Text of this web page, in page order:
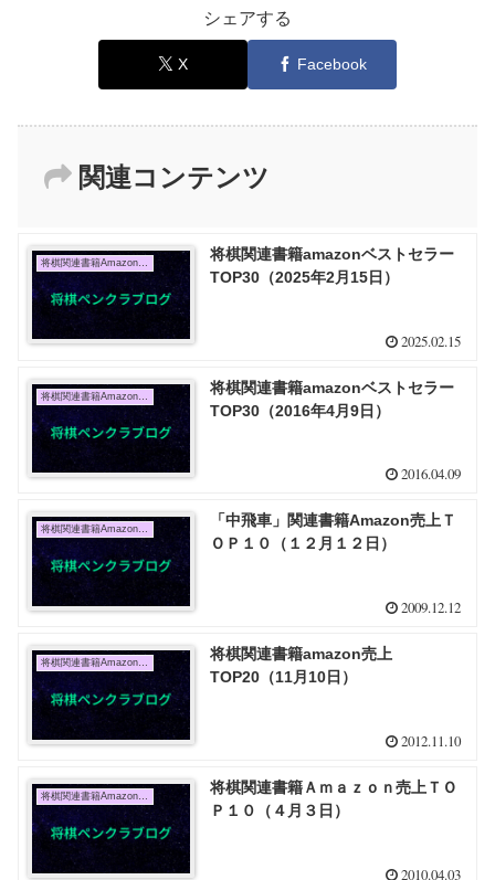
シェアする
X Facebook
関連コンテンツ
将棋関連書籍amazonベストセラー
TOP30（2025年2月15日）
2025.02.15
将棋関連書籍amazonベストセラー
TOP30（2016年4月9日）
2016.04.09
将棋関連書籍Amazon売上TOP10
「中飛車」関連書籍Amazon売上Ｔ
ＯＰ１０（１２月１２日）
2009.12.12
将棋関連書籍Amazon売上TOP10
将棋関連書籍amazon売上
TOP20（11月10日）
2012.11.10
将棋関連書籍Amazon売上TOP10
将棋関連書籍Ａｍａｚｏｎ売上ＴＯ
Ｐ１０（４月３日）
2010.04.03